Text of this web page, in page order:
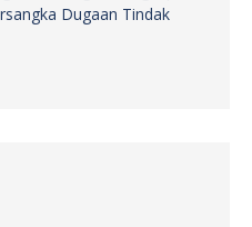
Dugaan Tindak